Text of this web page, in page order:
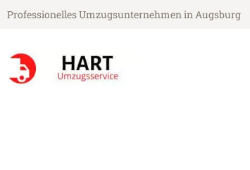
Professionelles Umzugsunternehmen in Augsburg